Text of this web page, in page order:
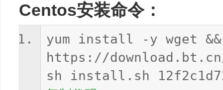
Centos安装命令：
yum install -y wget
https://
sh install.sh